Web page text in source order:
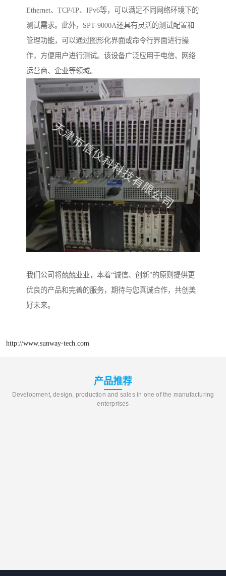
Ethernet、TCP/IP、IPv6等，可以满足不同网络环境下的
测试需求。此外，SPT-9000A还具有灵活的测试配置和
管理功能，可以通过图形化界面或命令行界面进行操
作，方便用户进行测试。该设备广泛应用于电信、网络
运营商、企业等领域。
我们公司将兢兢业业，本着“诚信、创新”的原则提供更
优良的产品和完善的服务，期待与您真诚合作，共创美
好未来。
http://www.sunway-tech.com
产品推荐
Development, design, production and sales in one of the manufacturing
enterprises